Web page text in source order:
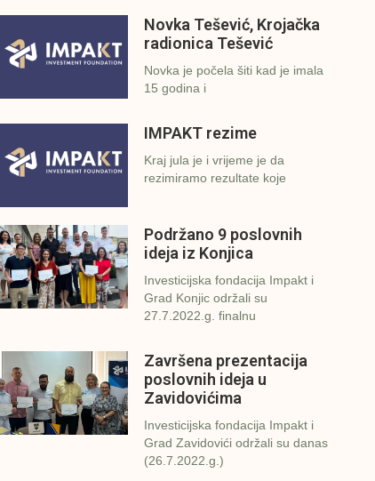
Novka Tešević, Krojačka
radionica Tešević
Novka je počela šiti kad je imala
15 godina i
IMPAKT rezime
Kraj jula je i vrijeme je da
rezimiramo rezultate koje
Podržano 9 poslovnih
ideja iz Konjica
Investicijska fondacija Impakt i
Grad Konjic održali su
27.7.2022.g. finalnu
Završena prezentacija
poslovnih ideja u
Zavidovićima
Investicijska fondacija Impakt i
Grad Zavidovići održali su danas
(26.7.2022.g.)